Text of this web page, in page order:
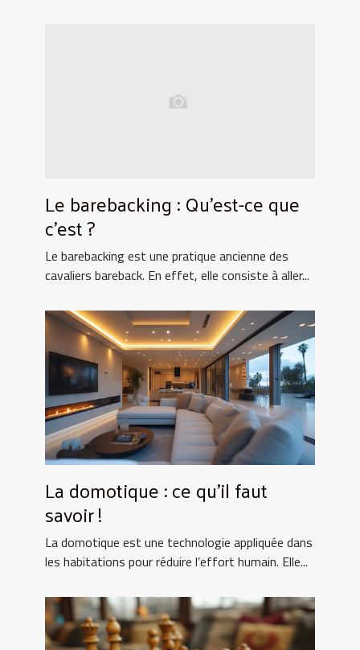
Le barebacking : Qu’est-ce que
c’est ?
Le barebacking est une pratique ancienne des
cavaliers bareback. En effet, elle consiste à aller...
La domotique : ce qu’il faut
savoir !
La domotique est une technologie appliquée dans
les habitations pour réduire l’effort humain. Elle...